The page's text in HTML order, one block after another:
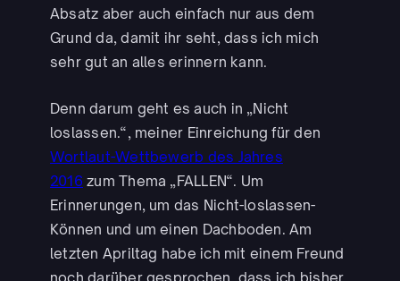
Absatz aber auch einfach nur aus dem
Grund da, damit ihr seht, dass ich mich
sehr gut an alles erinnern kann.
Denn darum geht es auch in „Nicht
loslassen.“, meiner Einreichung für den
Wortlaut-Wettbewerb des Jahres
2016 zum Thema „FALLEN“. Um
Erinnerungen, um das Nicht-loslassen-
Können und um einen Dachboden. Am
letzten Apriltag habe ich mit einem Freund
noch darüber gesprochen, dass ich bisher